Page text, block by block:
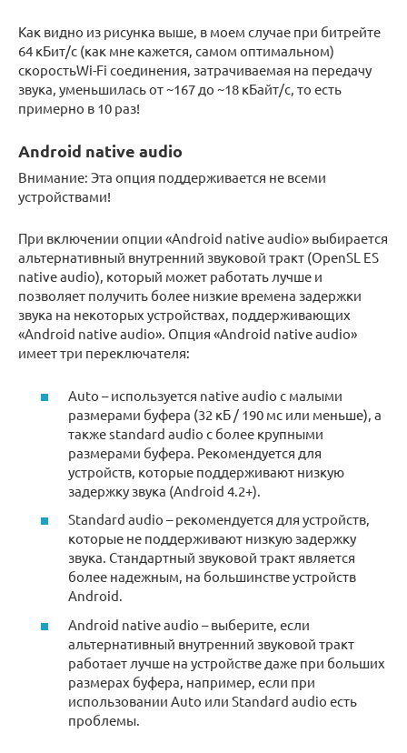
Как видно из рисунка выше, в моем случае при битрейте
64 кБит/с (как мне кажется, самом оптимальном)
скоростьWi-Fi соединения, затрачиваемая на передачу
звука, уменьшилась от ~167 до ~18 кБайт/с, то есть
примерно в 10 раз!
Android native audio
Внимание: Эта опция поддерживается не всеми
устройствами!
При включении опции «Android native audio» выбирается
альтернативный внутренний звуковой тракт (OpenSL ES
native audio), который может работать лучше и
позволяет получить более низкие времена задержки
звука на некоторых устройствах, поддерживающих
«Android native audio». Опция «Android native audio»
имеет три переключателя:
Auto – используется native audio с малыми
размерами буфера (32 кБ / 190 мс или меньше), а
также standard audio с более крупными
размерами буфера. Рекомендуется для
устройств, которые поддерживают низкую
задержку звука (Android 4.2+).
Standard audio – рекомендуется для устройств,
которые не поддерживают низкую задержку
звука. Стандартный звуковой тракт является
более надежным, на большинстве устройств
Android.
Android native audio – выберите, если
альтернативный внутренний звуковой тракт
работает лучше на устройстве даже при больших
размерах буфера, например, если при
использовании Auto или Standard audio есть
проблемы.